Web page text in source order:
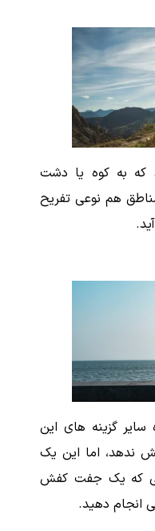
که به کوه یا دشت
هم نوعی تفریح
سایر گزینه های این
ندهد، اما این یک
که یک جفت کفش
انجام دهید.